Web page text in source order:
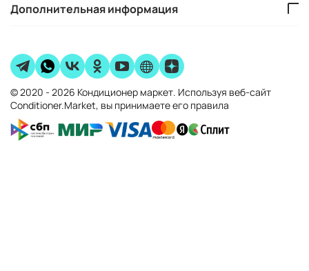
Дополнительная информация
© 2020 - 2026 Кондиционер маркет. Используя веб-сайт
Conditioner.Market, вы принимаете его правила